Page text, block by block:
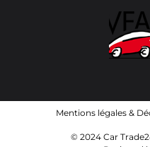
Mentions légales&
© 2024 Car